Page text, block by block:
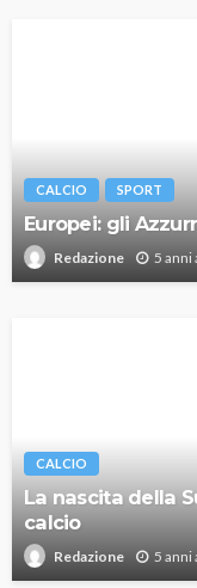
CALCIO SPORT
Europei: gli
Redazione 5 anni
CALCIO
La nascita della
calcio
Redazione 5 anni